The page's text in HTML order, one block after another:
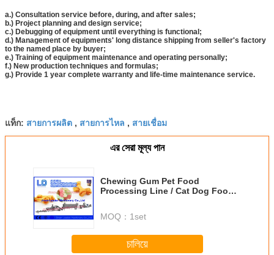
a.) Consultation service before, during, and after sales;
b.) Project planning and design service;
c.) Debugging of equipment until everything is functional;
d.) Management of equipments' long distance shipping from seller's factory
to the named place by buyer;
e.) Training of equipment maintenance and operating personally;
f.) New production techniques and formulas;
g.) Provide 1 year complete warranty and life-time maintenance service.
แท็ก: สายการผลิต , สายการไหล , สายเชื่อม
এর সেরা মূল্য পান
Chewing Gum Pet Food
Processing Line / Cat Dog Food
MOQ： 1set
চালিয়ে